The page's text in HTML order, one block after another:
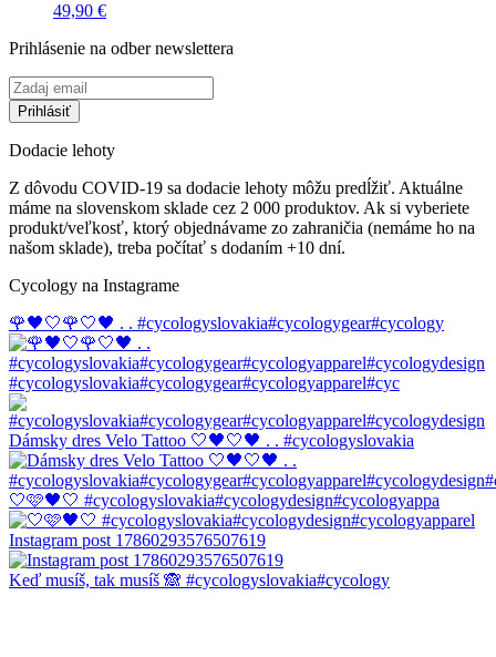
49,90 €
Prihlásenie na odber newslettera
Dodacie lehoty
Z dôvodu COVID-19 sa dodacie lehoty môžu predĺžiť. Aktuálne
máme na slovenskom sklade cez 2 000 produktov. Ak si vyberiete
produkt/veľkosť, ktorý objednávame zo zahraničia (nemáme ho na
našom sklade), treba počítať s dodaním +10 dní.
Cycology na Instagrame
🌹🖤🤍🌹🤍🖤 . . #cycologyslovakia#cycologygear#cycology
#cycologyslovakia#cycologygear#cycologyapparel#cyc
Dámsky dres Velo Tattoo 🤍🖤🤍🖤 . . #cycologyslovakia
🤍🩷🖤🤍 #cycologyslovakia#cycologydesign#cycologyappa
Instagram post 17860293576507619
Keď musíš, tak musíš 🙈 #cycologyslovakia#cycology